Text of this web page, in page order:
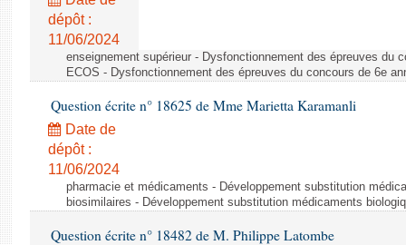
dépôt :
11/06/2024
enseignement supérieur - Dysfonctionnement des épreuves du
ECOS - Dysfonctionnement des épreuves du concours de 6e
Question écrite n° 18625 de Mme Marietta Karamanli
Date de
dépôt :
11/06/2024
pharmacie et médicaments - Développement substitution
biosimilaires - Développement substitution médicaments
Question écrite n° 18482 de M. Philippe Latombe